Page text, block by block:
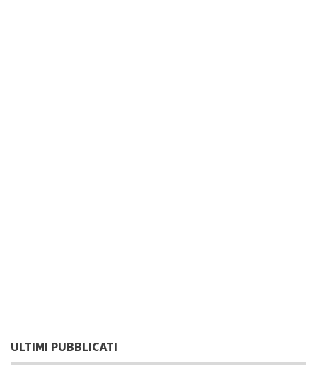
ULTIMI PUBBLICATI